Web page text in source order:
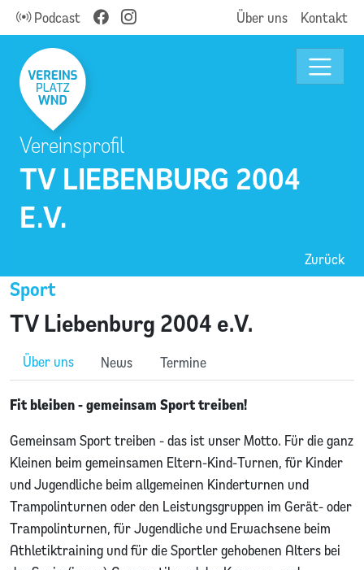
Podcast Über uns Kontakt
TV LIEBENBURG 2004
E.V.
Vereinsprofil
Zurück
TV Liebenburg 2004 e.V.
Sport
Über uns News Termine
Fit bleiben - gemeinsam Sport treiben!
Gemeinsam Sport treiben - das ist unser Motto. Für die ganz
Kleinen beim gemeinsamen Eltern-Kind-Turnen, für Kinder
und Jugendliche beim allgemeinen Kinderturnen und
Trampolinturnen oder den Leistungsgruppen im Gerät- oder
Trampolinturnen, für Jugendliche und Erwachsene beim
Athletiktraining und für die Sportler gehobenen Alters bei